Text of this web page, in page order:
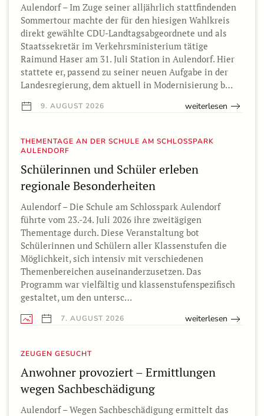
Aulendorf – Im Zuge seiner alljährlich stattfindenden
Sommertour machte der für den hiesigen Wahlkreis
direkt gewählte CDU-Landtagsabgeordnete und als
Staatssekretär im Verkehrsministerium tätige
Raimund Haser am 31. Juli Station in Aulendorf. Hier
stattete er, passend zu seiner neuen Aufgabe in der
Landesregierung, dem aktuell in Modernisierung b…
9. AUGUST 2026 weiterlesen
THEMENTAGE AN DER SCHULE AM SCHLOSSPARK
AULENDORF
Schülerinnen und Schüler erleben
regionale Besonderheiten
Aulendorf – Die Schule am Schlosspark Aulendorf
führte vom 23.-24. Juli 2026 ihre zweitägigen
Thementage durch. Diese Veranstaltung bot
Schülerinnen und Schülern aller Klassenstufen die
Möglichkeit, sich intensiv mit verschiedenen
Themenbereichen auseinanderzusetzen. Das
Programm war vielfältig und klassenstufenspezifisch
gestaltet, um den untersc…
7. AUGUST 2026 weiterlesen
ZEUGEN GESUCHT
Anwohner provoziert – Ermittlungen
wegen Sachbeschädigung
Aulendorf – Wegen Sachbeschädigung ermittelt das